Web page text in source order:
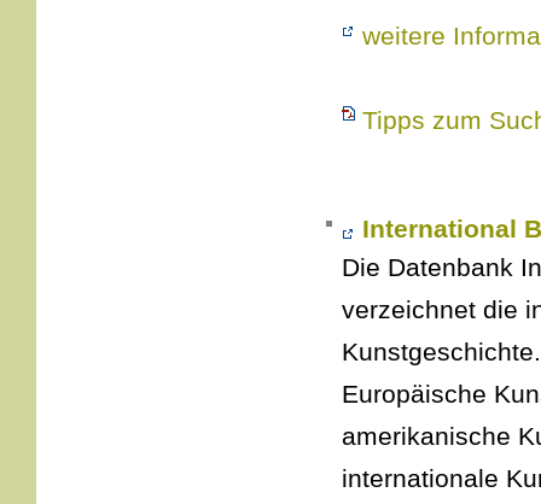
weitere
Tipps zum
International
Die Datenbank
verzeichnet die
Europäische
amerikanische
internationale